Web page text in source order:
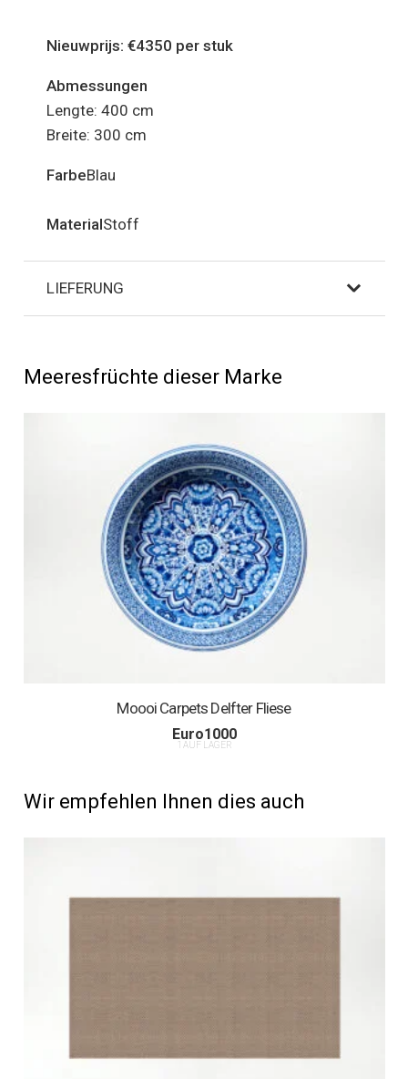
Nieuwprijs: €4350 per stuk
Abmessungen
Lengte: 400 cm
Breite: 300 cm
FarbeBlau
MaterialStoff
LIEFERUNG
Meeresfrüchte dieser Marke
Moooi Carpets Delfter Fliese
Euro1000
1 AUF LAGER
Wir empfehlen Ihnen dies auch